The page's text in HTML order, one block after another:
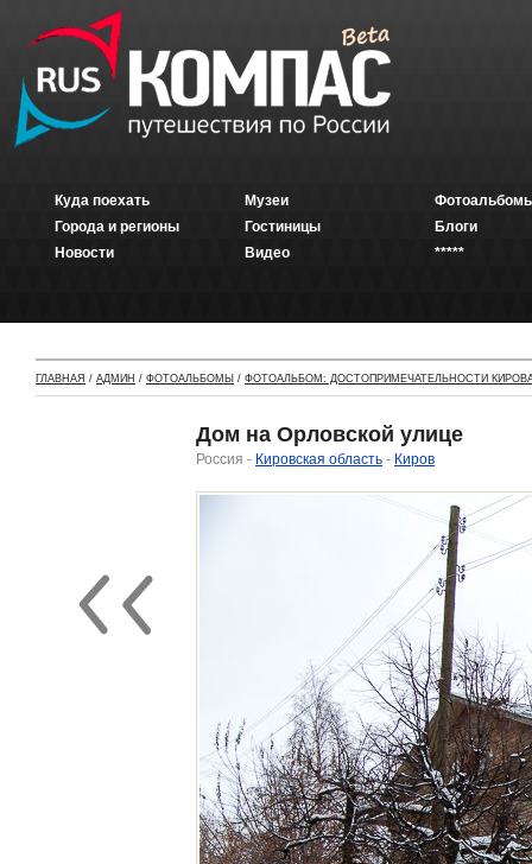
Куда поехать
Города и регионы
Новости
Музеи
Гостиницы
Видео
Блоги
*****
ГЛАВНАЯ / АДМИН / ФОТОАЛЬБОМЫ / ФОТОАЛЬБОМ: ДОСТОПРИМЕЧАТЕЛЬНОСТИ
Дом на Орловской улице
Россия - Кировская область - Киров